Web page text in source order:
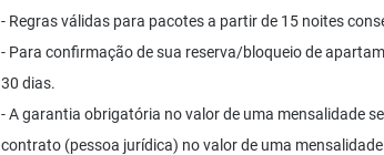
- Regras válidas para pacotes a partir de 15 noites
- Para confirmação de sua reserva/bloqueio de
30 dias.
- A garantia obrigatória no valor de uma mensalidade
contrato (pessoa jurídica) no valor de uma